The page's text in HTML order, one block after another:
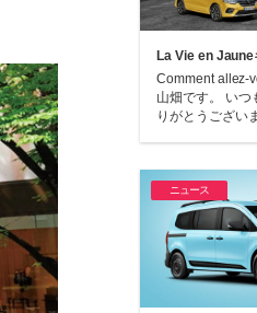
La Vie en Jaune
Comment allez-
山畑です。 いつ
りがとうござい
ニュース